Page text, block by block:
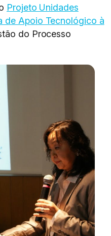
Projeto Unidades
de Apoio Tecnológico à
do Processo